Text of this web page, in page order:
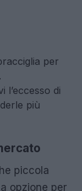
per
l’eccesso di
più
piccola
opzione per